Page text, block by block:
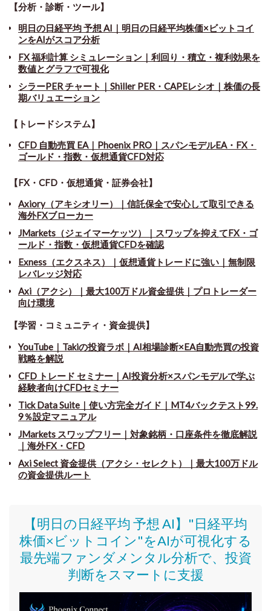
【分析・診断・ツール】
明日の日経平均 予想 AI｜明日の日経平均株価×ビットコイ
ンをAIがスコア分析
FX 福利計算 シミュレーション｜利回り・積立・複利効果を
数値とグラフで可視化
シラーPER チャート ｜ Shiller PER・CAPEレシオ｜株価の長
期バリュエーション
【トレードシステム】
CFD 自動売買 EA｜Phoenix PRO｜スパンモデルEA・FX・
ゴールド・指数・仮想通貨CFD対応
【FX・CFD・仮想通貨・証券会社】
Axiory（アキシオリー）｜信託保全で安心して取引できる
海外FXブローカー
JMarkets（ジェイマーケッツ）｜スワップを抑えてFX・ゴ
ールド・指数・仮想通貨CFDを確認
Exness（エクスネス）｜仮想通貨トレードに強い｜無制限
レバレッジ対応
Axi（アクシ）｜最大100万ドル資金提供｜プロトレーダー
向け環境
【学習・コミュニティ・資金提供】
YouTube｜Takiの投資ラボ｜AI相場診断×EA自動売買の投資
戦略を解説
CFD トレード セミナー ｜ AI投資分析×スパンモデルで学ぶ
経験者向けCFDセミナー
Tick Data Suite ｜ 使い方完全ガイド｜MT4バックテスト99.
9％設定マニュアル
JMarkets スワップフリー ｜ 対象銘柄・口座条件を徹底解説
｜海外FX・CFD
Axi Select 資金提供（アクシ・セレクト）｜最大100万ドル
の資金提供ルート
【明日の日経平均 予想 AI】"日経平均
株価×ビットコイン"をAIが可視化する
最先端ファンダメンタル分析で、投資
判断をスマートに支援